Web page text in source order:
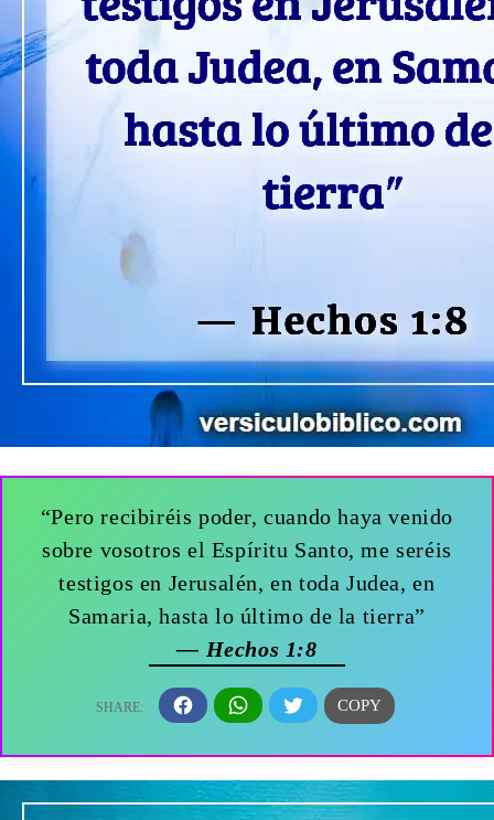
“Pero recibiréis poder, cuando haya venido
sobre vosotros el Espíritu Santo, me seréis
testigos en Jerusalén, en toda Judea, en
Samaria, hasta lo último de la tierra”
— Hechos 1:8